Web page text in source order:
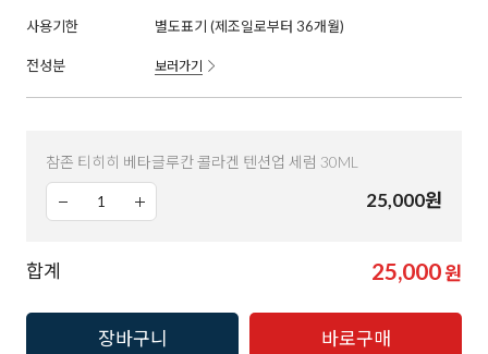
사용기한 별도표기 (제조일로부터 36개월)
전성분 보러가기
참존 티히히 베타글루칸 콜라겐 텐션업 세럼 30ML
25,000원
합계 25,000원
장바구니 바로구매